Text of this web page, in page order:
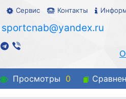
Сервис Контакты
sportcnab@yandex.ru
Просмотры 0